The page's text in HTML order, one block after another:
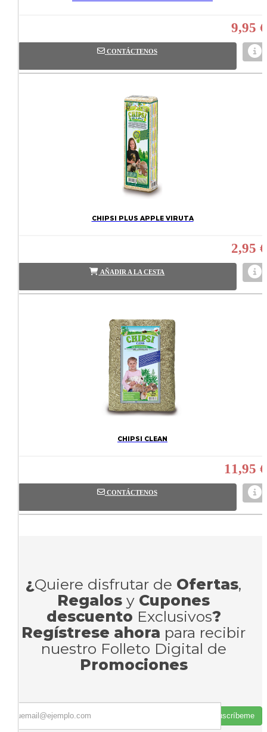
9,95 €
CONTÁCTENOS
CHIPSI PLUS APPLE VIRUTA
2,95 €
AÑADIR A LA CESTA
CHIPSI CLEAN
11,95 €
CONTÁCTENOS
¿Quiere disfrutar de Ofertas,
Regalos y Cupones
descuento Exclusivos?
Regístrese ahora para recibir
nuestro Folleto Digital de
Promociones
Suscríbeme